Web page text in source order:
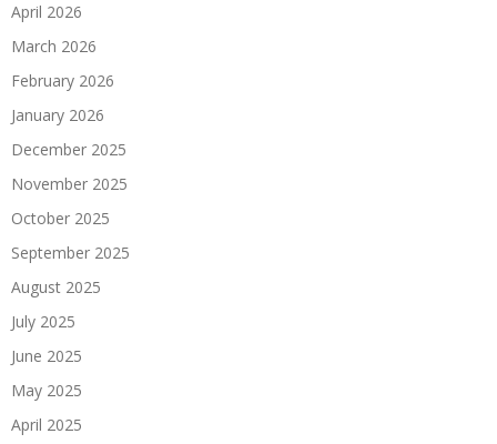
April 2026
March 2026
February 2026
January 2026
December 2025
November 2025
October 2025
September 2025
August 2025
July 2025
June 2025
May 2025
April 2025